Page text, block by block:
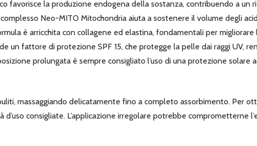
favorisce la produzione endogena della sostanza, contribuendo a
Neo-MITO Mitochondria aiuta a sostenere il volume degli
è arricchita con collagene ed elastina, fondamentali per migliorare
un fattore di protezione SPF 15, che protegge la pelle dai raggi UV,
prolungata è sempre consigliato l’uso di una protezione
massaggiando delicatamente fino a completo assorbimento. Per
consigliate. L’applicazione irregolare potrebbe comprometterne